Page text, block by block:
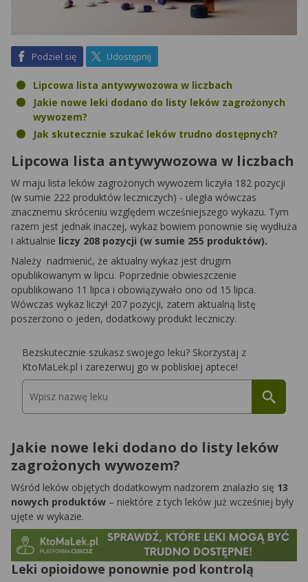
Podziel sięna FacebookUdostępnij
Lipcowa lista antywywozowa w liczbach
Jakie nowe leki dodano do listy leków zagrożonych
wywozem?
Jak skutecznie szukać leków trudno dostępnych?
Lipcowa lista antywywozowa w liczbach
W maju lista leków zagrożonych wywozem liczyła 182 pozycji
(w sumie 222 produktów leczniczych) - uległa wówczas
znacznemu skróceniu względem wcześniejszego wykazu. Tym
razem jest jednak inaczej, wykaz bowiem ponownie się wydłuża
i aktualnie liczy 208 pozycji (w sumie 255 produktów).
Należy nadmienić, że aktualny wykaz jest drugim
opublikowanym w lipcu. Poprzednie obwieszczenie
opublikowano 11 lipca i obowiązywało ono od 15 lipca.
Wówczas wykaz liczył 207 pozycji, zatem aktualną listę
poszerzono o jeden, dodatkowy produkt leczniczy.
Bezskutecznie szukasz swojego leku? Skorzystaj z
KtoMaLek.pl i zarezerwuj go w pobliskiej aptece!
Jakie nowe leki dodano do listy leków
zagrożonych wywozem?
Wśród leków objętych dodatkowym nadzorem znalazło się 13
nowych produktów – niektóre z tych leków już wcześniej były
ujęte w wykazie.
Leki opioidowe ponownie pod kontrolą
Więcej informacji na temat wykorzystywania narzędzi